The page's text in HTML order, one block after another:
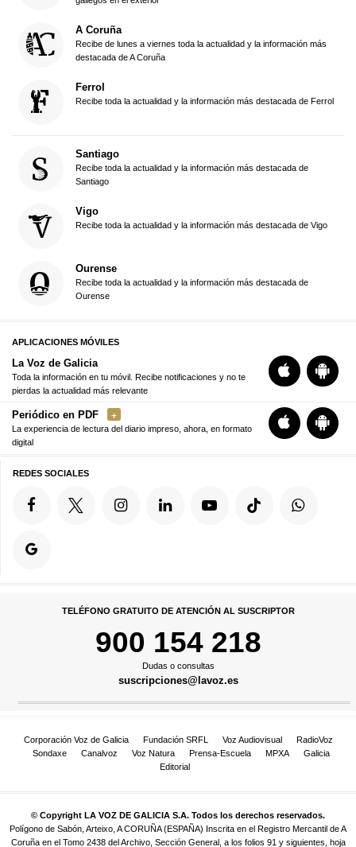
A Coruña
Recibe de lunes a viernes toda la actualidad y la información más
destacada de A Coruña
Ferrol
Recibe toda la actualidad y la información más destacada de Ferrol
Santiago
Recibe toda la actualidad y la información más destacada de
Santiago
Vigo
Recibe toda la actualidad y la información más destacada de Vigo
Ourense
Recibe toda la actualidad y la información más destacada de
Ourense
APLICACIONES MÓVILES
La Voz de Galicia
Toda la información en tu móvil. Recibe notificaciones y no te
pierdas la actualidad más relevante
Periódico en PDF
La experiencia de lectura del diario impreso, ahora, en formato
digital
REDES SOCIALES
TELÉFONO GRATUITO DE ATENCIÓN AL SUSCRIPTOR
900 154 218
Dudas o consultas
suscripciones@lavoz.es
Corporación Voz de Galicia Fundación SRFL Voz Audiovisual
RadioVoz
Sondaxe
Canalvoz Voz Natura Prensa-Escuela MPXA
Galicia
Editorial
© Copyright LA VOZ DE GALICIA S.A. Todos los derechos reservados.
Polígono de Sabón, Arteixo, A CORUÑA (ESPAÑA) Inscrita en el Registro Mercantil de A
Coruña en el Tomo 2438 del Archivo, Sección General, a los folios 91 y siguientes, hoja